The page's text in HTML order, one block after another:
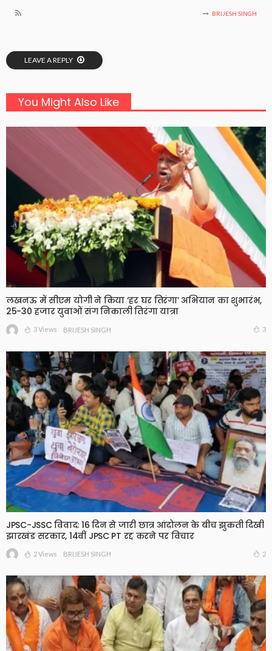
BRIJESH SINGH
LEAVE A REPLY
You Might Also Like
लखनऊ में सीएम योगी ने किया ‘हर घर तिरंगा’ अभियान का शुभारंभ,
25-30 हजार युवाओं संग निकाली तिरंगा यात्रा
3 Views BRIJESH SINGH 3
JPSC-JSSC विवाद: 16 दिन से जारी छात्र आंदोलन के बीच झुकती दिखी
झारखंड सरकार, 14वीं JPSC PT रद्द करने पर विचार
2 Views BRIJESH SINGH 2